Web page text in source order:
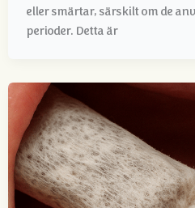
eller smärtar, särskilt om de
perioder. Detta är